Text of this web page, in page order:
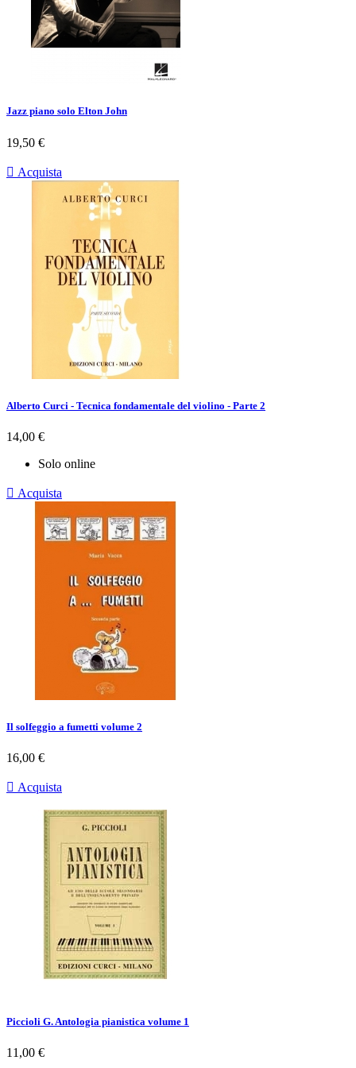
Jazz piano solo Elton John
Prezzo
19,50 €
 Acquista
Alberto Curci - Tecnica fondamentale del violino - Parte 2
Prezzo
14,00 €
Solo online
 Acquista
Il solfeggio a fumetti volume 2
Prezzo
16,00 €
 Acquista
Piccioli G. Antologia pianistica volume 1
Prezzo
11,00 €